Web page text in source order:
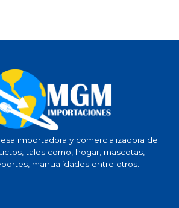
importadora y comercializadora de
tales como, hogar, mascotas,
manualidades entre otros.